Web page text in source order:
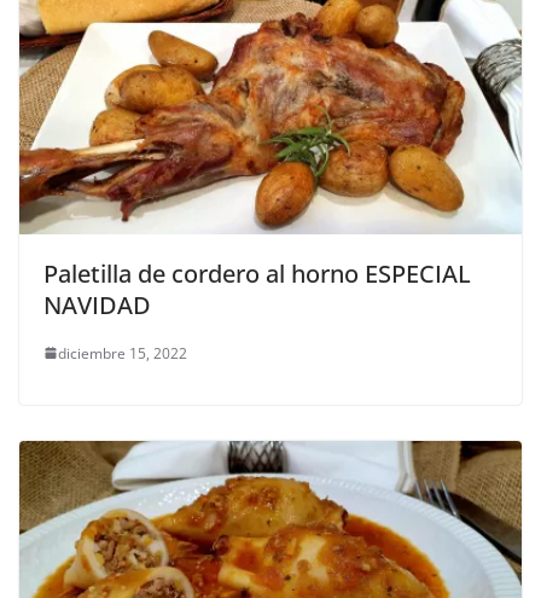
Paletilla de cordero al horno ESPECIAL
NAVIDAD
diciembre 15, 2022